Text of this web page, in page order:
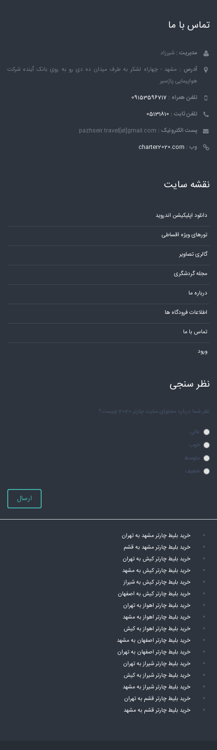
تماس با ما
مدیریت : شیرزاد
آدرس : مشهد - چهاراه لشکر به طرف میدان ده دی رو به روی بانک ٱینده شرکت
هواپیمایی پاژسیر
تلفن همراه : 09153596717
تلفن ثابت : 05131810
پست الکترونیک : pazhseir.travel[at]gmail.com
وب : charter2020.com
نقشه سایت
دانلود اپلیکیشن اندروید
تورهای ویژه اقساطی
گالری تصاویر
مجله گردشگری
درباره ما
اطلاعات فرودگاه ها
تماس با ما
ورود
نظر سنجی
نظر شما درباره محتوای سایت چارتر 2020 چیست؟
عالی
خوب
متوسط
ضعیف
ارسال
خرید بلیط چارتر مشهد به تهران
خرید بلیط چارتر مشهد به قشم
خرید بلیط چارتر کیش به تهران
خرید بلیط چارتر کیش به مشهد
خرید بلیط چارتر کیش به شیراز
خرید بلیط چارتر کیش به اصفهان
خرید بلیط چارتر اهواز به تهران
خرید بلیط چارتر اهواز به مشهد
خرید بلیط چارتر اهواز به کیش
خرید بلیط چارتر اصفهان به مشهد
خرید بلیط چارتر اصفهان به تهران
خرید بلیط چارتر شیراز به تهران
خرید بلیط چارتر شیراز به کیش
خرید بلیط چارتر شیراز به مشهد
خرید بلیط چارتر قشم به تهران
خرید بلیط چارتر قشم به مشهد